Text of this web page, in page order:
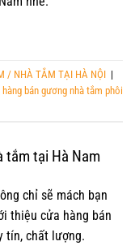
/ NHÀ TẮM TẠI HÀ NỘI |
hàng bán gương nhà tắm phôi
tắm tại Hà Nam
chỉ sẽ mách bạn
thiệu cửa hàng bán
tín, chất lượng.